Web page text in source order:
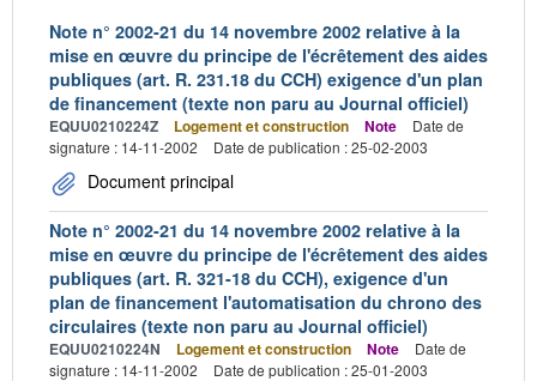
Note n° 2002-21 du 14 novembre 2002 relative à la
mise en œuvre du principe de l'écrêtement des aides
publiques (art. R. 231.18 du CCH) exigence d'un plan
de financement (texte non paru au Journal officiel)
EQUU0210224Z Logement et construction Note
Date de
signature : 14-11-2002
Date de publication : 25-02-2003
Document principal
Note n° 2002-21 du 14 novembre 2002 relative à la
mise en œuvre du principe de l'écrêtement des aides
publiques (art. R. 321-18 du CCH), exigence d'un
plan de financement l'automatisation du chrono des
circulaires (texte non paru au Journal officiel)
EQUU0210224N Logement et construction Note
Date de
signature : 14-11-2002
Date de publication : 25-01-2003